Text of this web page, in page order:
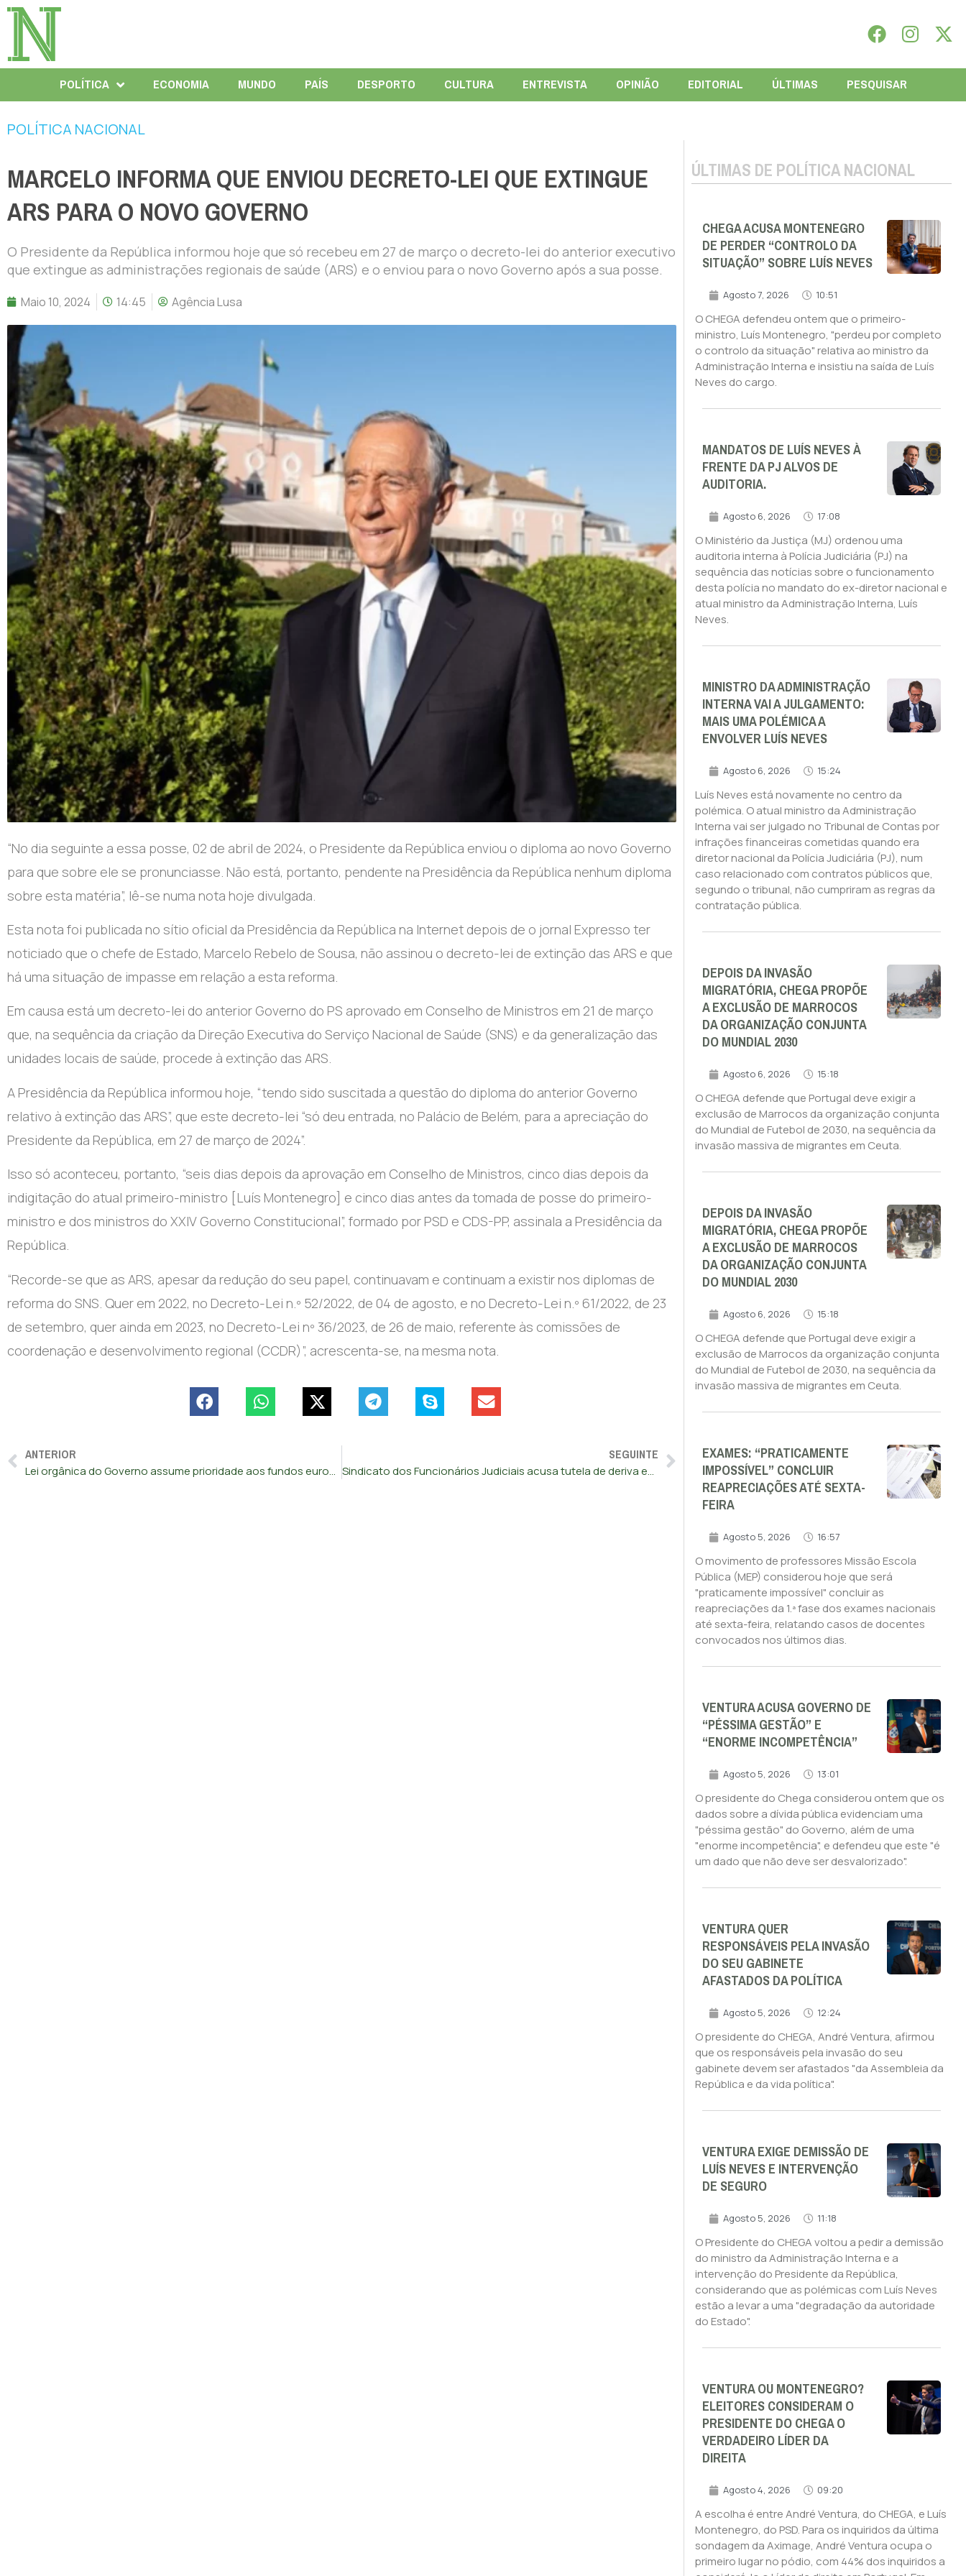
POLÍTICA ECONOMIA MUNDO PAÍS DESPORTO CULTURA ENTREVISTA OPINIÃO EDITORIAL ÚLTIMAS PESQUISAR
POLÍTICA NACIONAL
MARCELO INFORMA QUE ENVIOU DECRETO-LEI QUE EXTINGUE
ARS PARA O NOVO GOVERNO
O Presidente da República informou hoje que só recebeu em 27 de março o decreto-lei do anterior executivo
que extingue as administrações regionais de saúde (ARS) e o enviou para o novo Governo após a sua posse.
Maio 10, 2024 14:45 Agência Lusa
“No dia seguinte a essa posse, 02 de abril de 2024, o Presidente da República enviou o diploma ao novo Governo
para que sobre ele se pronunciasse. Não está, portanto, pendente na Presidência da República nenhum diploma
sobre esta matéria”, lê-se numa nota hoje divulgada.
Esta nota foi publicada no sítio oficial da Presidência da República na Internet depois de o jornal Expresso ter
noticiado que o chefe de Estado, Marcelo Rebelo de Sousa, não assinou o decreto-lei de extinção das ARS e que
há uma situação de impasse em relação a esta reforma.
Em causa está um decreto-lei do anterior Governo do PS aprovado em Conselho de Ministros em 21 de março
que, na sequência da criação da Direção Executiva do Serviço Nacional de Saúde (SNS) e da generalização das
unidades locais de saúde, procede à extinção das ARS.
A Presidência da República informou hoje, “tendo sido suscitada a questão do diploma do anterior Governo
relativo à extinção das ARS”, que este decreto-lei “só deu entrada, no Palácio de Belém, para a apreciação do
Presidente da República, em 27 de março de 2024”.
Isso só aconteceu, portanto, “seis dias depois da aprovação em Conselho de Ministros, cinco dias depois da
indigitação do atual primeiro-ministro [Luís Montenegro] e cinco dias antes da tomada de posse do primeiro-
ministro e dos ministros do XXIV Governo Constitucional”, formado por PSD e CDS-PP, assinala a Presidência da
República.
“Recorde-se que as ARS, apesar da redução do seu papel, continuavam e continuam a existir nos diplomas de
reforma do SNS. Quer em 2022, no Decreto-Lei n.º 52/2022, de 04 de agosto, e no Decreto-Lei n.º 61/2022, de 23
de setembro, quer ainda em 2023, no Decreto-Lei nº 36/2023, de 26 de maio, referente às comissões de
coordenação e desenvolvimento regional (CCDR)”, acrescenta-se, na mesma nota.
ANTERIOR
Lei orgânica do Governo assume prioridade aos fundos europeus e à fixação de jovens no país
SEGUINTE
Sindicato dos Funcionários Judiciais acusa tutela de deriva esclavagista
ÚLTIMAS DE POLÍTICA NACIONAL
CHEGA ACUSA MONTENEGRO
DE PERDER “CONTROLO DA
SITUAÇÃO” SOBRE LUÍS NEVES
Agosto 7, 2026 10:51
O CHEGA defendeu ontem que o primeiro-
ministro, Luís Montenegro, "perdeu por completo
o controlo da situação" relativa ao ministro da
Administração Interna e insistiu na saída de Luís
Neves do cargo.
MANDATOS DE LUÍS NEVES À
FRENTE DA PJ ALVOS DE
AUDITORIA.
Agosto 6, 2026 17:08
O Ministério da Justiça (MJ) ordenou uma
auditoria interna à Polícia Judiciária (PJ) na
sequência das notícias sobre o funcionamento
desta polícia no mandato do ex-diretor nacional e
atual ministro da Administração Interna, Luís
Neves.
MINISTRO DA ADMINISTRAÇÃO
INTERNA VAI A JULGAMENTO:
MAIS UMA POLÉMICA A
ENVOLVER LUÍS NEVES
Agosto 6, 2026 15:24
Luís Neves está novamente no centro da
polémica. O atual ministro da Administração
Interna vai ser julgado no Tribunal de Contas por
infrações financeiras cometidas quando era
diretor nacional da Polícia Judiciária (PJ), num
caso relacionado com contratos públicos que,
segundo o tribunal, não cumpriram as regras da
contratação pública.
DEPOIS DA INVASÃO
MIGRATÓRIA, CHEGA PROPÕE
A EXCLUSÃO DE MARROCOS
DA ORGANIZAÇÃO CONJUNTA
DO MUNDIAL 2030
Agosto 6, 2026 15:18
O CHEGA defende que Portugal deve exigir a
exclusão de Marrocos da organização conjunta
do Mundial de Futebol de 2030, na sequência da
invasão massiva de migrantes em Ceuta.
DEPOIS DA INVASÃO
MIGRATÓRIA, CHEGA PROPÕE
A EXCLUSÃO DE MARROCOS
DA ORGANIZAÇÃO CONJUNTA
DO MUNDIAL 2030
Agosto 6, 2026 15:18
O CHEGA defende que Portugal deve exigir a
exclusão de Marrocos da organização conjunta
do Mundial de Futebol de 2030, na sequência da
invasão massiva de migrantes em Ceuta.
EXAMES: “PRATICAMENTE
IMPOSSÍVEL” CONCLUIR
REAPRECIAÇÕES ATÉ SEXTA-
FEIRA
Agosto 5, 2026 16:57
O movimento de professores Missão Escola
Pública (MEP) considerou hoje que será
"praticamente impossível" concluir as
reapreciações da 1.ª fase dos exames nacionais
até sexta-feira, relatando casos de docentes
convocados nos últimos dias.
VENTURA ACUSA GOVERNO DE
“PÉSSIMA GESTÃO” E
“ENORME INCOMPETÊNCIA”
Agosto 5, 2026 13:01
O presidente do Chega considerou ontem que os
dados sobre a dívida pública evidenciam uma
"péssima gestão" do Governo, além de uma
"enorme incompetência", e defendeu que este "é
um dado que não deve ser desvalorizado".
VENTURA QUER
RESPONSÁVEIS PELA INVASÃO
DO SEU GABINETE
AFASTADOS DA POLÍTICA
Agosto 5, 2026 12:24
O presidente do CHEGA, André Ventura, afirmou
que os responsáveis pela invasão do seu
gabinete devem ser afastados "da Assembleia da
República e da vida política".
VENTURA EXIGE DEMISSÃO DE
LUÍS NEVES E INTERVENÇÃO
DE SEGURO
Agosto 5, 2026 11:18
O Presidente do CHEGA voltou a pedir a demissão
do ministro da Administração Interna e a
intervenção do Presidente da República,
considerando que as polémicas com Luís Neves
estão a levar a uma "degradação da autoridade
do Estado".
VENTURA OU MONTENEGRO?
ELEITORES CONSIDERAM O
PRESIDENTE DO CHEGA O
VERDADEIRO LÍDER DA
DIREITA
Agosto 4, 2026 09:20
A escolha é entre André Ventura, do CHEGA, e Luís
Montenegro, do PSD. Para os inquiridos da última
sondagem da Aximage, André Ventura ocupa o
primeiro lugar no pódio, com 44% dos inquiridos a